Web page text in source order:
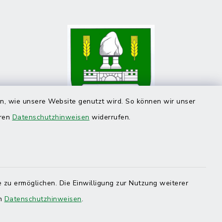
wie unsere Website genutzt wird. So können wir unser
Datenschutzhinweisen widerrufen.
ermöglichen. Die Einwilligung zur Nutzung weiterer
Datenschutzhinweisen.